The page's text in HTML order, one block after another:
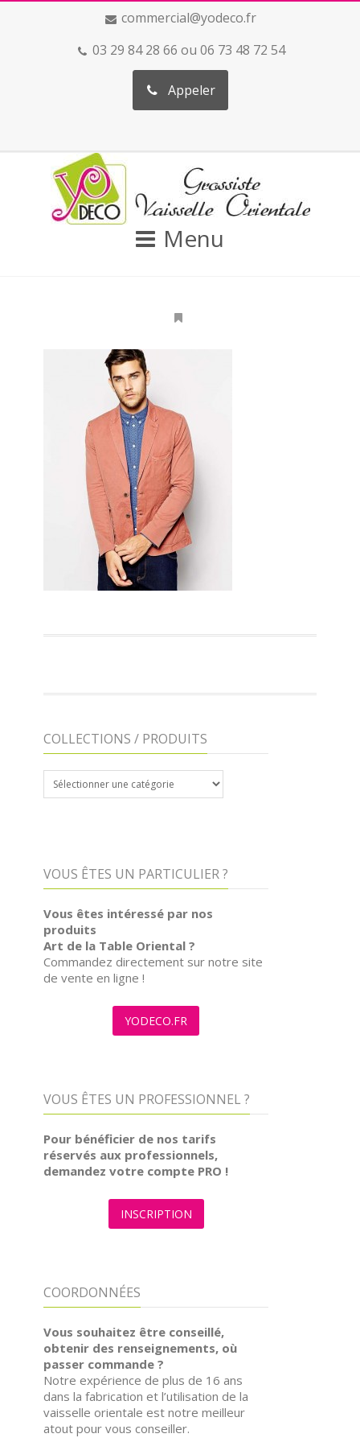
commercial@yodeco.fr
03 29 84 28 66 ou 06 73 48 72 54
Appeler
Menu
COLLECTIONS / PRODUITS
COLLECTIONS
VOUS ÊTES UN PARTICULIER ?
Vous êtes intéressé par nos
produits
Art de la Table Oriental ?
Commandez directement sur notre site
de vente en ligne !
YODECO.FR
VOUS ÊTES UN PROFESSIONNEL ?
Pour bénéficier de nos tarifs
réservés aux professionnels,
demandez votre compte PRO !
INSCRIPTION
COORDONNÉES
Vous souhaitez être conseillé,
obtenir des renseignements, où
passer commande ?
Notre expérience de plus de 16 ans
dans la fabrication et l’utilisation de la
vaisselle orientale est notre meilleur
atout pour vous conseiller.